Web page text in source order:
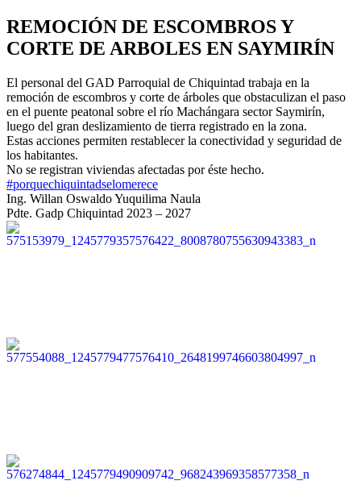
REMOCIÓN DE ESCOMBROS Y
CORTE DE ARBOLES EN SAYMIRÍN
El personal del GAD Parroquial de Chiquintad trabaja en la
remoción de escombros y corte de árboles que obstaculizan el paso
en el puente peatonal sobre el río Machángara sector Saymirín,
luego del gran deslizamiento de tierra registrado en la zona.
Estas acciones permiten restablecer la conectividad y seguridad de
los habitantes.
No se registran viviendas afectadas por éste hecho.
#porquechiquintadselomerece
Ing. Willan Oswaldo Yuquilima Naula
Pdte. Gadp Chiquintad 2023 – 2027